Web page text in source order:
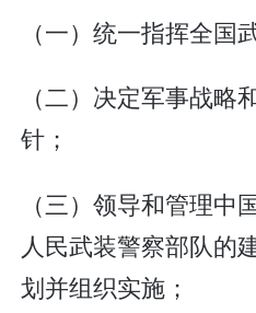
（一）统一指挥全国
（二）决定军事战略
针；
（三）领导和管理中
人民武装警察部队的
划并组织实施；